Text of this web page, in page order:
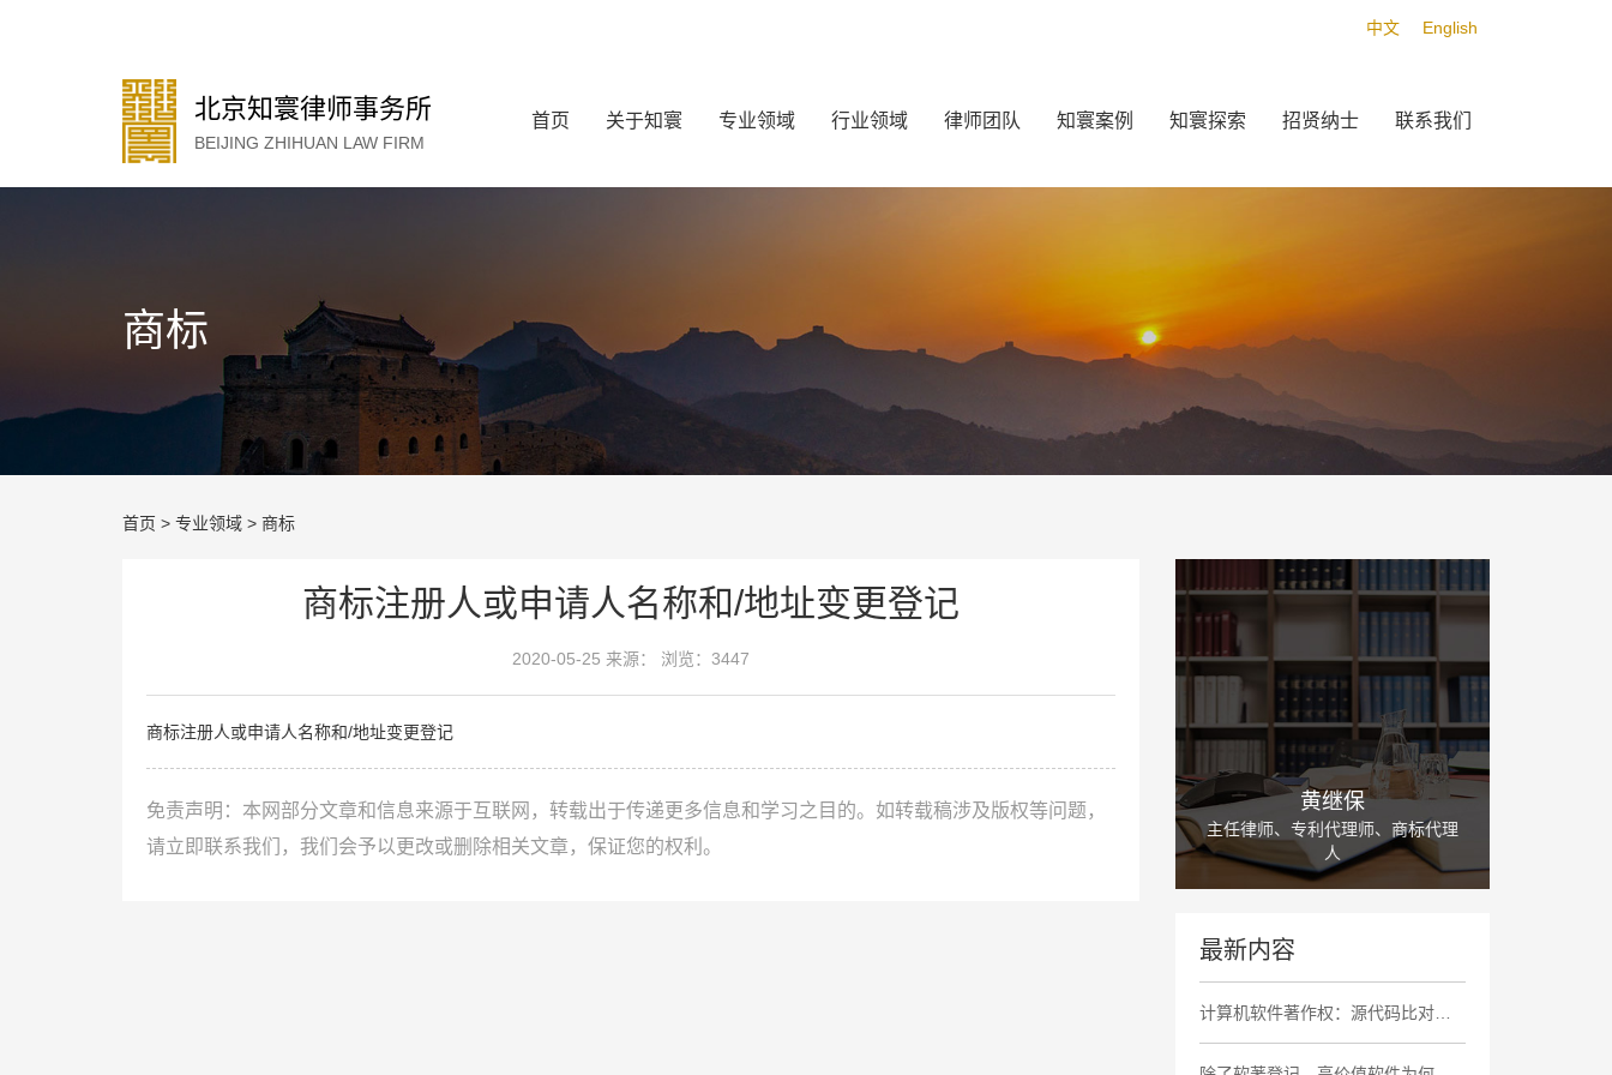
中文 English
北京知寰律师事务所
BEIJING ZHIHUAN LAW FIRM
首页 关于知寰 专业领域 行业领域 律师团队 知寰案例 知寰探索 招贤纳士 联系我们
商标
首页 > 专业领域 > 商标
商标注册人或申请人名称和/地址变更登记
2020-05-25 来源： 浏览：3447
商标注册人或申请人名称和/地址变更登记
免责声明：本网部分文章和信息来源于互联网，转载出于传递更多信息和学习之目的。如转载稿涉及版权等问题，
请立即联系我们，我们会予以更改或删除相关文章，保证您的权利。
黄继保
主任律师、专利代理师、商标代理
人
最新内容
计算机软件著作权：源代码比对中存在大量高度相似内容、相同非必要功能缺陷及商业标识，认定侵权成立